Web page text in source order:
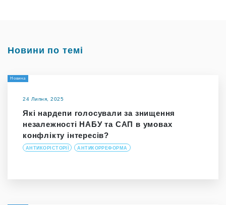
Новини по темі
Новина
24 Липня, 2025
Які нардепи голосували за знищення
незалежності НАБУ та САП в умовах
конфлікту інтересів?
АНТИКОРІСТОРІЇ АНТИКОРРЕФОРМА